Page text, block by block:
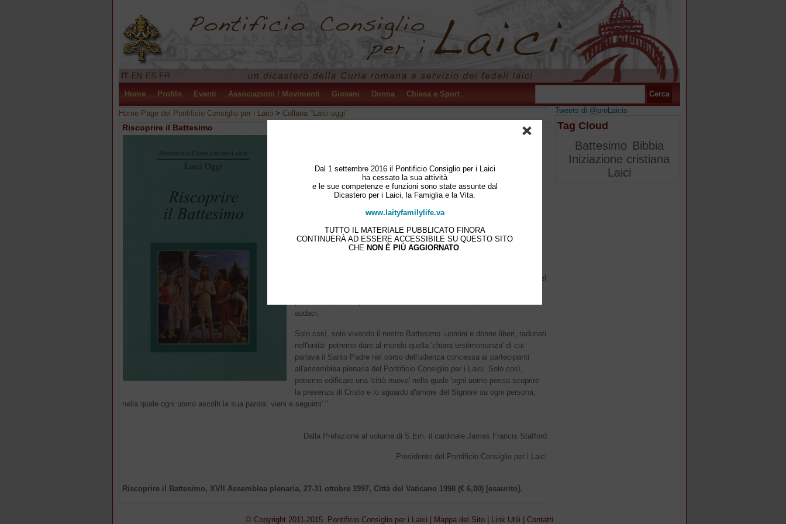
IT EN ES FR
Home Profilo Eventi Associazioni / Movimenti Giovani Donna Chiesa e Sport
Home Page del Pontificio Consiglio per i Laici > Collana "Laici oggi"
Riscoprire il Battesimo
riflessione sulla necessità, per i cristiani di oggi, di riscoprire nel
Battesimo l'accezione ultima di fondamento dell'esistenza cristiana (cfr.
Tertio Millennio Adveniente, 41), il Pontificio Consiglio per i Laici ha
dedicato la sua diciassettesima Assemblea plenaria [di cui il presente
volume raccoglie gli atti].
Nella nostra società scristianizzata e segnata dalla frantumazione
dell'esperienza umana, noi battezzati dobbiamo risalire alle radici del
attraverso questa unità rende presente Cristo nella storia, nello spazio, nel
audaci.
Solo così, solo vivendo il nostro Battesimo -uomini e donne liberi, radunati
nell'unità- potremo dare al mondo quella 'chiara testimonianza' di cui
parlava il Santo Padre nel corso dell'udienza concessa ai partecipanti
all'assemblea plenaria del Pontificio Consiglio per i Laici. Solo così,
potremo edificare una 'città nuova' nella quale 'ogni uomo possa scoprire
la presenza di Cristo e lo sguardo d'amore del Signore su ogni persona,
nella quale ogni uomo ascolti la sua parola: vieni e seguimi'."
Dalla Prefazione al volume di S.Em. il cardinale James Francis Stafford
Presidente del Pontificio Consiglio per i Laici
Riscoprire il Battesimo, XVII Assemblea plenaria, 27-31 ottobre 1997, Città del Vaticano 1998 (€ 6,00) [esaurito].
Tweets di @proLaicis
Tag Cloud
Battesimo Bibbia
Iniziazione cristiana
Laici
© Copyright 2011-2015 Pontificio Consiglio per i Laici | Mappa del Sito Link Utili Contatti
Dal 1 settembre 2016 il Pontificio Consiglio per i Laici
ha cessato la sua attività
e le sue competenze e funzioni sono state assunte dal
Dicastero per i Laici, la Famiglia e la Vita.
www.laityfamilylife.va
TUTTO IL MATERIALE PUBBLICATO FINORA
CONTINUERÀ AD ESSERE ACCESSIBILE SU QUESTO SITO
CHE NON È PIÙ AGGIORNATO.